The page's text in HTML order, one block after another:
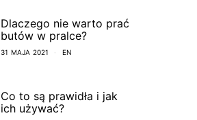
Dlaczego nie warto prać
butów w pralce?
31 MAJA 2021 EN
Co to są prawidła i jak
ich używać?